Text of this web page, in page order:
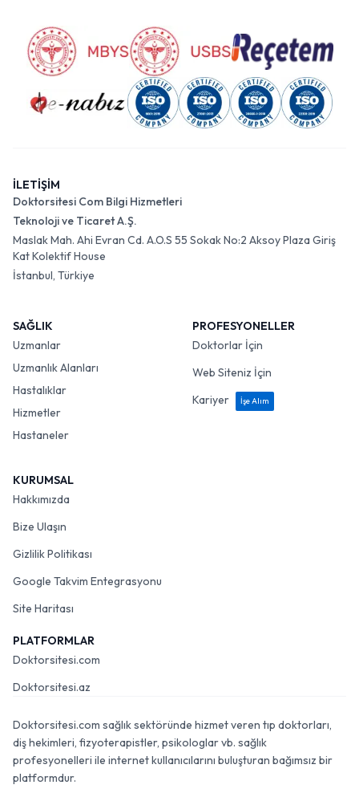
İLETİŞİM
Doktorsitesi Com Bilgi Hizmetleri
Teknoloji ve Ticaret A.Ş.
Maslak Mah. Ahi Evran Cd. A.O.S 55 Sokak No:2 Aksoy Plaza Giriş
Kat Kolektif House
İstanbul, Türkiye
SAĞLIK
Uzmanlar
Uzmanlık Alanları
Hastalıklar
Hizmetler
Hastaneler
PROFESYONELLER
Doktorlar İçin
Web Siteniz İçin
Kariyer
İşe Alım
KURUMSAL
Hakkımızda
Bize Ulaşın
Gizlilik Politikası
Google Takvim Entegrasyonu
Site Haritası
PLATFORMLAR
Doktorsitesi.com
Doktorsitesi.az
Doktorsitesi.com sağlık sektöründe hizmet veren tıp doktorları,
diş hekimleri, fizyoterapistler, psikologlar vb. sağlık
profesyonelleri ile internet kullanıcılarını buluşturan bağımsız bir
platformdur.